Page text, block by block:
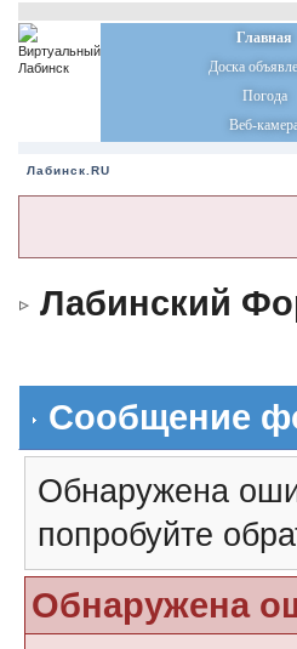
Главная
Доска
Погода
Веб-
Лабинск.RU
Лабинский
Сообщение
Обнаружена
попробуйте
Обнаружена